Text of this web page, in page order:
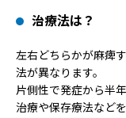
治療法は？
左右どちらかが麻痺
法が異なります。
片側性で発症から半
治療や保存療法など